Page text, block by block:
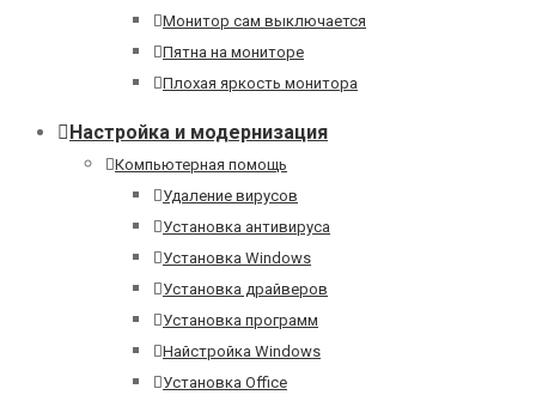
Монитор сам выключается
Пятна на мониторе
Плохая яркость монитора
Настройка и модернизация
Компьютерная помощь
Удаление вирусов
Установка антивируса
Установка Windows
Установка драйверов
Установка программ
Найстройка Windows
Установка Office